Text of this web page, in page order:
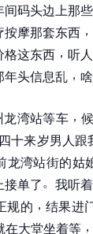
间码头边上那
按摩那套东西 ，
格这东西 ， 听
年头信息乱 ，
龙湾站等车 ，
十来岁男人跟
龙湾站街的姑
单了。 我听
规的 ， 结果进
在大堂坐着等 ，